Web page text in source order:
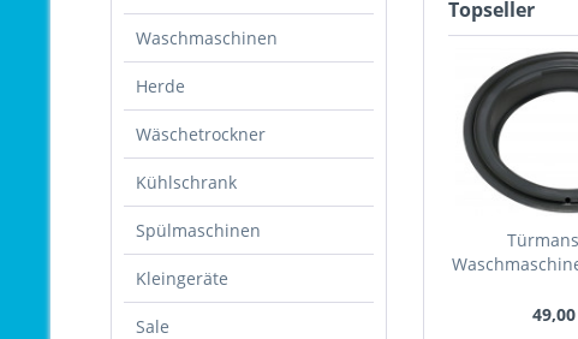
Waschmaschinen
Herde
Wäschetrockner
Kühlschrank
Spülmaschinen
Kleingeräte
Sale
Topseller